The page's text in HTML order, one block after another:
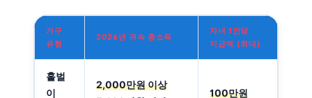
가구
유형
2026년 귀속 총소득
자녀 1인당
지급액 (최대)
홑벌
이
2,000만원 이상
100만원